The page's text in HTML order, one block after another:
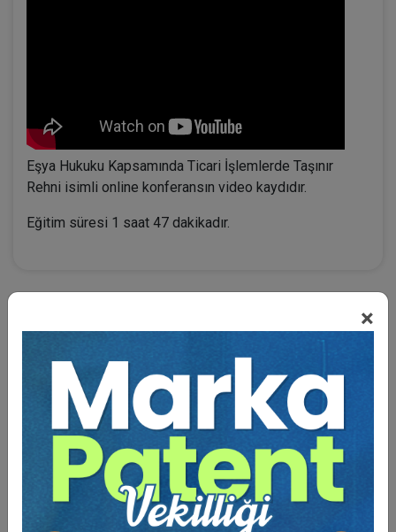
×
Eşya Hukuku Kapsamında Ticari İşlemlerde Taşınır
Rehni isimli online konferansın video kaydıdır.
Eğitim süresi 1 saat 47 dakikadır.
BENZER VIDEO EĞITIMLER
Video Eğitim Abonesi Ol: Sadece 5490 TL / Yıllık
Hukuk Eğitim